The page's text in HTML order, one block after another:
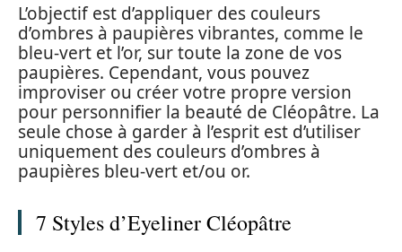
L’objectif est d’appliquer des couleurs
d’ombres à paupières vibrantes, comme le
bleu-vert et l’or, sur toute la zone de vos
paupières. Cependant, vous pouvez
improviser ou créer votre propre version
pour personnifier la beauté de Cléopâtre. La
seule chose à garder à l’esprit est d’utiliser
uniquement des couleurs d’ombres à
paupières bleu-vert et/ou or.
7 Styles d’Eyeliner Cléopâtre